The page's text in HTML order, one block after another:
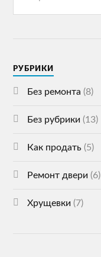
РУБРИКИ
Без ремонта (8)
Без рубрики (13)
Как продать (5)
Ремонт двери (6)
Хрущевки (7)